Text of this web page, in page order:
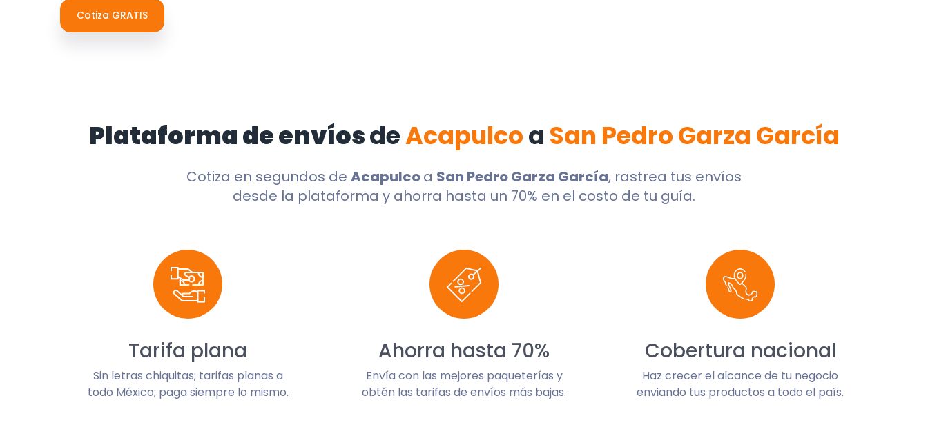
Cotiza GRATIS
Plataforma de envíosdeAcapulcoa San Pedro Garza García
Cotiza en segundos de Acapulcoa San Pedro Garza García, rastrea tus envíos
desde la plataforma y ahorra hasta un 70% en el costo de tu guía.
Tarifa plana
Sin letras chiquitas; tarifas planas a
todo México; paga siempre lo mismo.
Ahorra hasta 70%
Envía con las mejores paqueterías y
obtén las tarifas de envíos más bajas.
Cobertura nacional
Haz crecer el alcance de tu negocio
enviando tus productos a todo el país.